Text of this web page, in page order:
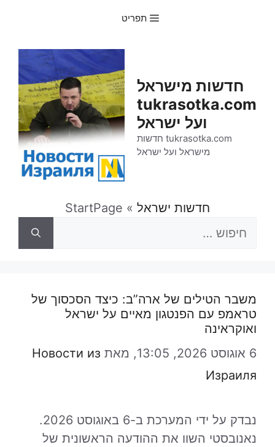
תפריט
חדשות מישראל
tukrasotka.com
ועל ישראל
tukrasotka.com חדשות
מישראל ועל ישראל
חדשות ישראל »
StartPage
משבר הטילים של ארה”ב: כיצד הסכסוך של
טראמפ עם הפנטגון מאיים על ישראל
ואוקראינה
6 אוגוסט 2026, 13:05,
מאת Новости из
Израиля
נבדק על ידי המערכת ב-6 באוגוסט 2026.
נאנובסטי השוו את ההודעה הראשונית של